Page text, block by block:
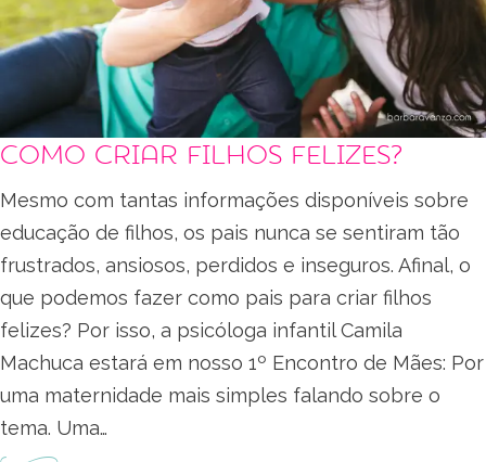
Como criar filhos felizes?
Mesmo com tantas informações disponíveis sobre
educação de filhos, os pais nunca se sentiram tão
frustrados, ansiosos, perdidos e inseguros. Afinal, o
que podemos fazer como pais para criar filhos
felizes? Por isso, a psicóloga infantil Camila
Machuca estará em nosso 1º Encontro de Mães: Por
uma maternidade mais simples falando sobre o
tema. Uma…